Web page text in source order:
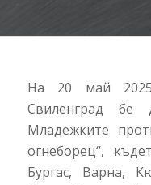
На 20 май
Свиленград бе
Младежките
огнеборец“,
Бургас, Варна,